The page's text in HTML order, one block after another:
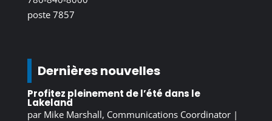
poste 7857
Dernières nouvelles
Profitez pleinement de l’été dans le
Lakeland
par Mike Marshall, Communications Coordinator|